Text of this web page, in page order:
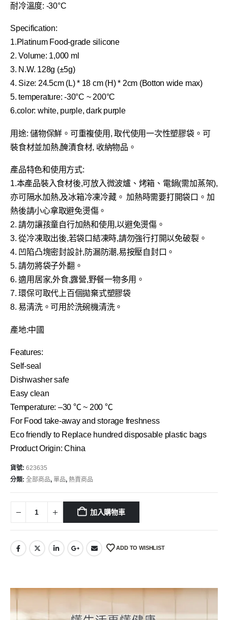
耐冷溫度: -30°C
Specification:
1.Platinum Food-grade silicone
2. Volume: 1,000 ml
3. N.W. 128g (±5g)
4. Size: 24.5cm (L) * 18 cm (H) * 2cm (Botton wide max)
5. temperature: -30°C ~ 200°C
6.color: white, purple, dark purple
用途: 儲物保鮮。可重複使用, 取代使用一次性塑膠袋。可
裝食材並加熱,醃漬食材, 收納物品。
產品特色和使用方式:
1.本產品裝入食材後,可放入微波爐、烤箱、電鍋(需加蒸架),
亦可隔水加熱,及冰箱冷凍冷藏。 加熱時需要打開袋口。加
熱後請小心拿取避免燙傷。
2. 請勿讓孩童自行加熱和使用,以避免燙傷。
3. 從冷凍取出後,若袋口結凍時,請勿強行打開以免破裂。
4. 凹陷凸塊密封設計,防漏防潮,易按壓自封口。
5. 請勿將袋子外翻。
6. 適用居家,外食,露營,野餐一物多用。
7. 環保可取代上百個拋棄式塑膠袋
8. 易清洗。可用於洗碗機清洗。
產地:中國
Features:
Self-seal
Dishwasher safe
Easy clean
Temperature: –30 ℃ ~ 200 ℃
For Food take-away and storage freshness
Eco friendly to Replace hundred disposable plastic bags
Product Origin: China
貨號: 623635
分類: 全部商品, 單品, 熱賣商品
加入購物車
ADD TO WISHLIST